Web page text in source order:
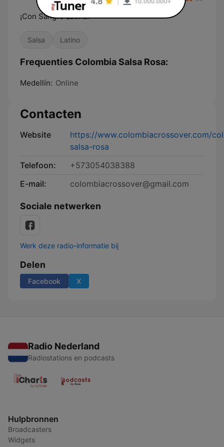
¡Con Sangre Latina!
Salsa Latino
Frequenties Colombia Salsa Rosa:
Medellín: Online
Contacten
Website
https://www.colombiacrossover.com/
salsa-rosa
Telefoon:
+573054038388
E-mail:
colombiacrossover@gmail.com
Sociale netwerken
Werk deze radio-informatie bij
Delen
Facebook X
Radio Nederland
Radiostations en podcasts
Hulpbronnen
Broadcasters
Widgets